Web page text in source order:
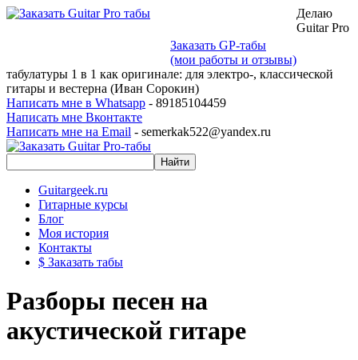
Заказать GP-табы
(мои работы и отзывы)
Делаю
Guitar Pro
табулатуры 1 в 1 как оригинале: для электро-, классической
гитары и вестерна (Иван Сорокин)
Написать мне в Whatsapp - 89185104459
Написать мне Вконтакте
Написать мне на Email - semerkak522@yandex.ru
Guitargeek.ru
Гитарные курсы
Блог
Моя история
Контакты
$ Заказать табы
Разборы песен на
акустической гитаре